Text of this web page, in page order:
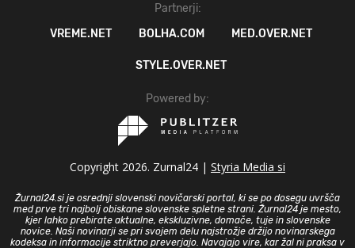
Partnerji:
VREME.NET
BOLHA.COM MED.OVER.NET
STYLE.OVER.NET
Powered by:
Copyright 2026. Zurnal24 | Styria Media si
Žurnal24.si je osrednji slovenski novičarski portal, ki se po dosegu uvršča
med prve tri najbolj obiskane slovenske spletne strani. Žurnal24 je mesto,
kjer lahko prebirate aktualne, ekskluzivne, domače, tuje in slovenske
novice. Naši novinarji se pri svojem delu najstrožje držijo novinarskega
kodeksa in informacije striktno preverjajo. Navajajo vire, kar žal ni praksa v